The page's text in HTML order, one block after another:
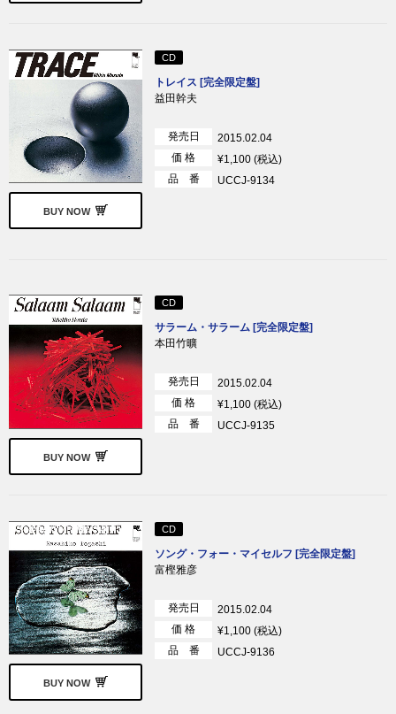
BUY NOW
CD
トレイス [完全限定盤]
益田幹夫
発売日
2015.02.04
価 格
¥1,100 (税込)
品 番
UCCJ-9134
BUY NOW
CD
サラーム・サラーム [完全限定盤]
本田竹曠
発売日
2015.02.04
価 格
¥1,100 (税込)
品 番
UCCJ-9135
BUY NOW
CD
ソング・フォー・マイセルフ [完全限定盤]
富樫雅彦
発売日
2015.02.04
価 格
¥1,100 (税込)
品 番
UCCJ-9136